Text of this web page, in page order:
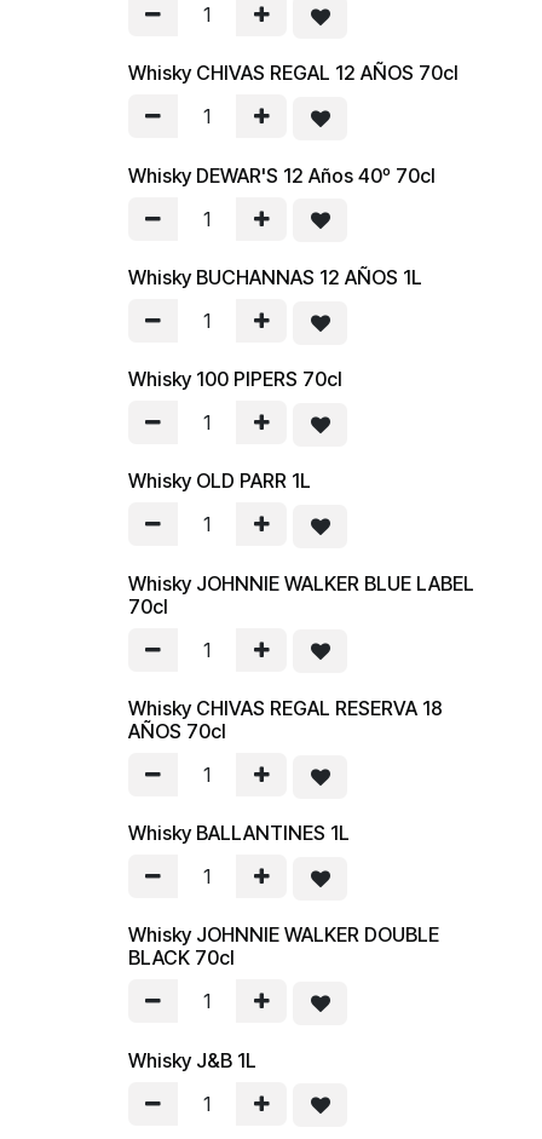
Whisky CHIVAS REGAL 12 AÑOS 70cl
Whisky DEWAR'S 12 Años 40º 70cl
Whisky BUCHANNAS 12 AÑOS 1L
Whisky 100 PIPERS 70cl
Whisky OLD PARR 1L
Whisky JOHNNIE WALKER BLUE LABEL
70cl
Whisky CHIVAS REGAL RESERVA 18
AÑOS 70cl
Whisky BALLANTINES 1L
Whisky JOHNNIE WALKER DOUBLE
BLACK 70cl
Whisky J&B 1L